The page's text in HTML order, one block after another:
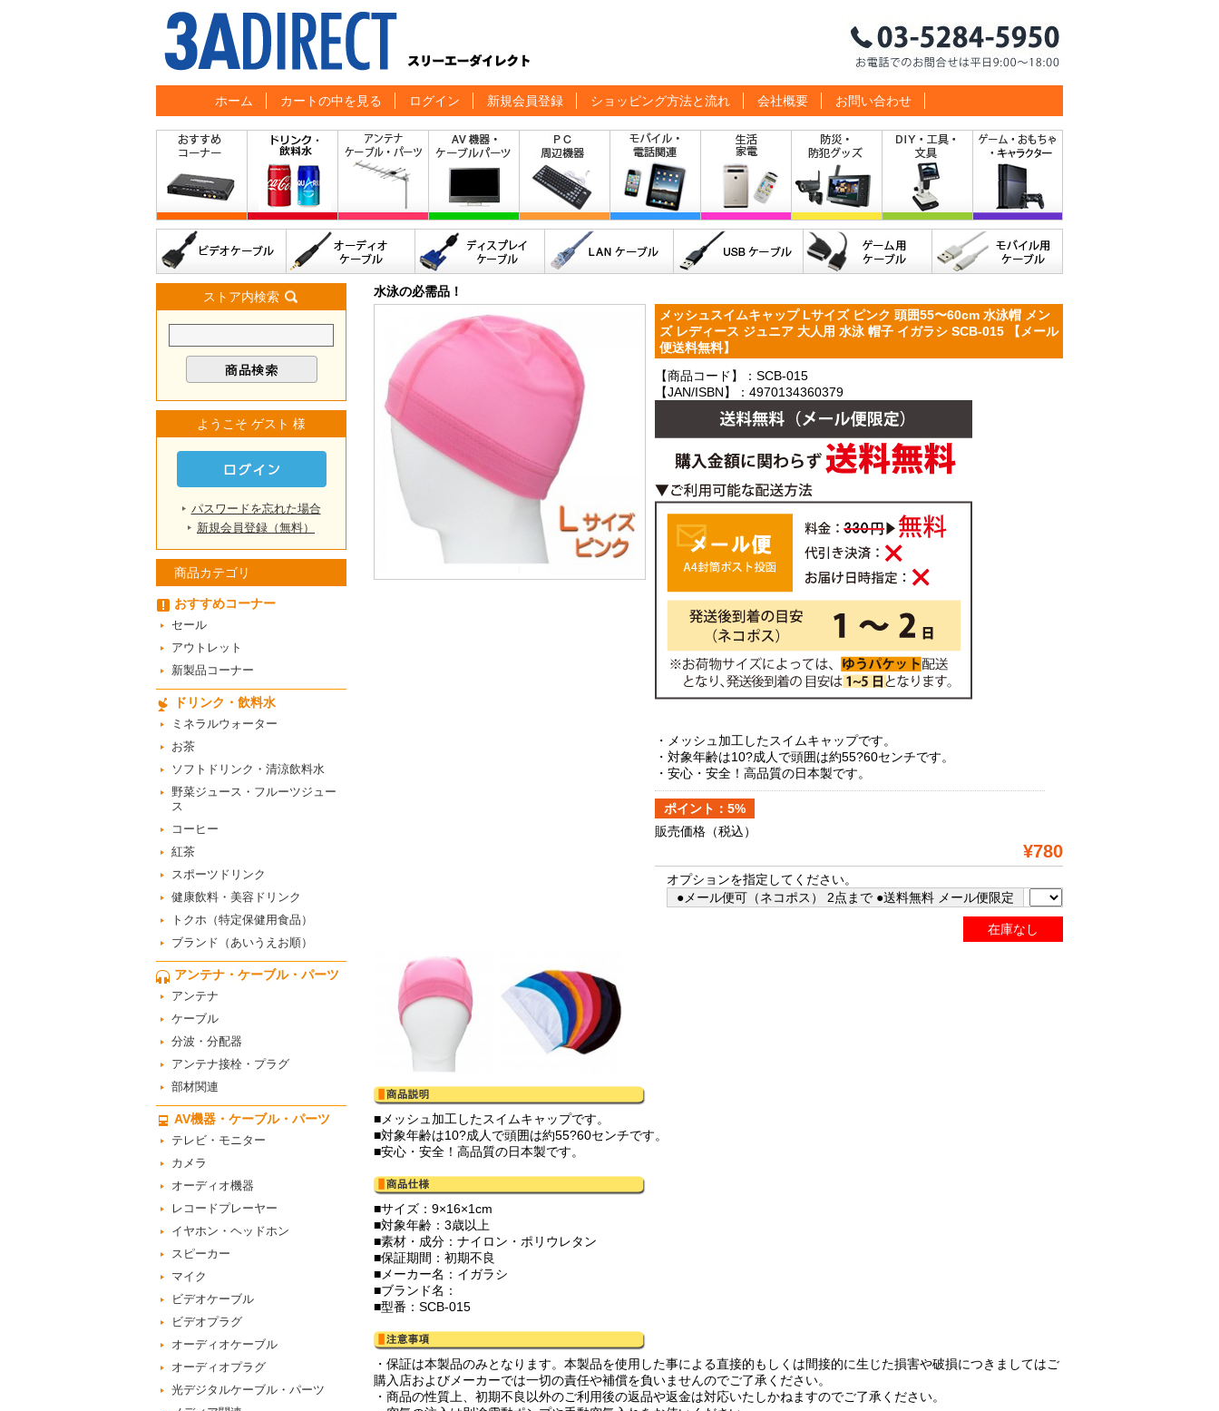
ホーム カートの中を見る ログイン 新規会員登録 ショッピング方法と流れ 会社概要 お問い合わせ
ストア内検索
ようこそ ゲスト 様
パスワードを忘れた場合
新規会員登録（無料）
商品カテゴリ
おすすめコーナー
セール
アウトレット
新製品コーナー
ドリンク・飲料水
ミネラルウォーター
お茶
ソフトドリンク・清涼飲料水
野菜ジュース・フルーツジュー
ス
コーヒー
紅茶
スポーツドリンク
健康飲料・美容ドリンク
トクホ（特定保健用食品）
ブランド（あいうえお順）
アンテナ・ケーブル・パーツ
アンテナ
ケーブル
分波・分配器
アンテナ接栓・プラグ
部材関連
AV機器・ケーブル・パーツ
テレビ・モニター
カメラ
オーディオ機器
レコードプレーヤー
イヤホン・ヘッドホン
スピーカー
マイク
ビデオケーブル
ビデオプラグ
オーディオケーブル
オーディオプラグ
光デジタルケーブル・パーツ
水泳の必需品！
メッシュスイムキャップ Lサイズ ピンク 頭囲55〜60cm 水泳帽 メン
ズ レディース ジュニア 大人用 水泳 帽子 イガラシ SCB-015 【メール
便送料無料】
【商品コード】：SCB-015
【JAN/ISBN】：4970134360379
・メッシュ加工したスイムキャップです。
・対象年齢は10?成人で頭囲は約55?60センチです。
・安心・安全！高品質の日本製です。
ポイント：5%
販売価格 （税込）
¥780
オプションを指定してください。
●メール便可（ネコポス） 2点まで ●送料無料 メール便限定
在庫なし
■メッシュ加工したスイムキャップです。
■対象年齢は10?成人で頭囲は約55?60センチです。
■安心・安全！高品質の日本製です。
■サイズ：9×16×1cm
■対象年齢：3歳以上
■素材・成分：ナイロン・ポリウレタン
■保証期間：初期不良
■メーカー名：イガラシ
■ブランド名：
■型番：SCB-015
・保証は本製品のみとなります。本製品を使用した事による直接的もしくは間接的に生じた損害や破損につきましてはご
購入店およびメーカーでは一切の責任や補償を負いませんのでご了承ください。
・商品の性質上、初期不良以外のご利用後の返品や返金は対応いたしかねますのでご了承ください。